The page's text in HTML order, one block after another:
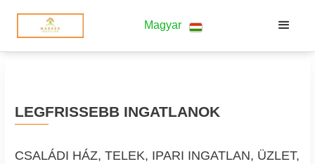
Magyar
LEGFRISSEBB INGATLANOK
CSALÁDI HÁZ, TELEK, IPARI INGATLAN, ÜZLET,